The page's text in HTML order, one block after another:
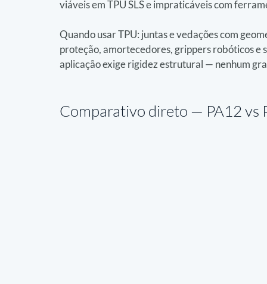
viáveis em TPU SLS e impraticáveis com
Quando usar TPU: juntas e vedações com
proteção, amortecedores, grippers robóticos e
aplicação exige rigidez estrutural — nenhum
Comparativo direto — PA12 vs